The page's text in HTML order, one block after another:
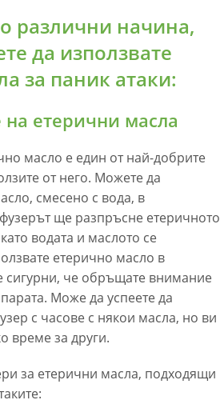
различни начина,
да използвате
за паник атаки:
етерични масла
масло е един от най-добрите
от него. Можете да
смесено с вода, в
ще разпръсне етеричното
водата и маслото се
етерично масло в
сигурни, че обръщате внимание
Може да успеете да
с часове с някои масла, но ви
време за други.
за етерични масла, подходящи